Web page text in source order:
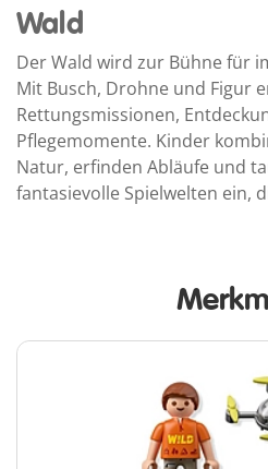
Wald
Der Wald wird zur Bühne für
Mit Busch, Drohne und Figur
Rettungsmissionen,
Pflegemomente. Kinder
Natur, erfinden Abläufe und
fantasievolle Spielwelten ein,